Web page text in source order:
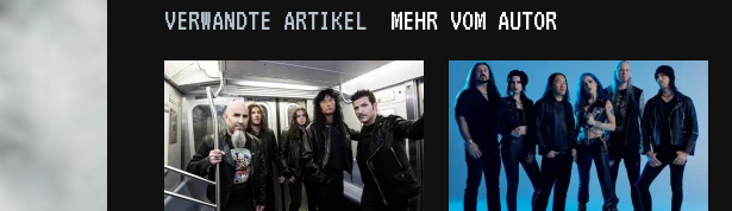
VERWANDTE ARTIKEL MEHR VOM AUTOR